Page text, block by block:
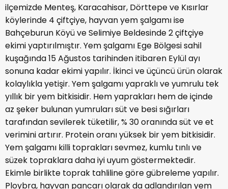
ilçemizde Menteş, Karacahisar, Dörttepe ve Kısırlar
köylerinde 4 çiftçiye, hayvan yem şalgamı ise
Bahçeburun Köyü ve Selimiye Beldesinde 2 çiftçiye
ekimi yaptırılmıştır. Yem şalgamı Ege Bölgesi sahil
kuşağında 15 Ağustos tarihinden itibaren Eylül ayı
sonuna kadar ekimi yapılır. İkinci ve üçüncü ürün olarak
kolaylıkla yetişir. Yem şalgamı yapraklı ve yumrulu tek
yıllık bir yem bitkisidir. Hem yaprakları hem de içinde
az şeker bulunan yumruları süt ve besi sığırları
tarafından sevilerek tüketilir, % 30 oranında süt ve et
verimini artırır. Protein oranı yüksek bir yem bitkisidir.
Yem şalgamı killi toprakları sevmez, kumlu tınlı ve
süzek topraklara daha iyi uyum göstermektedir.
Ekimle birlikte toprak tahliline göre gübreleme yapılır.
Ploybra, hayvan pancarı olarak da adlandırılan yem